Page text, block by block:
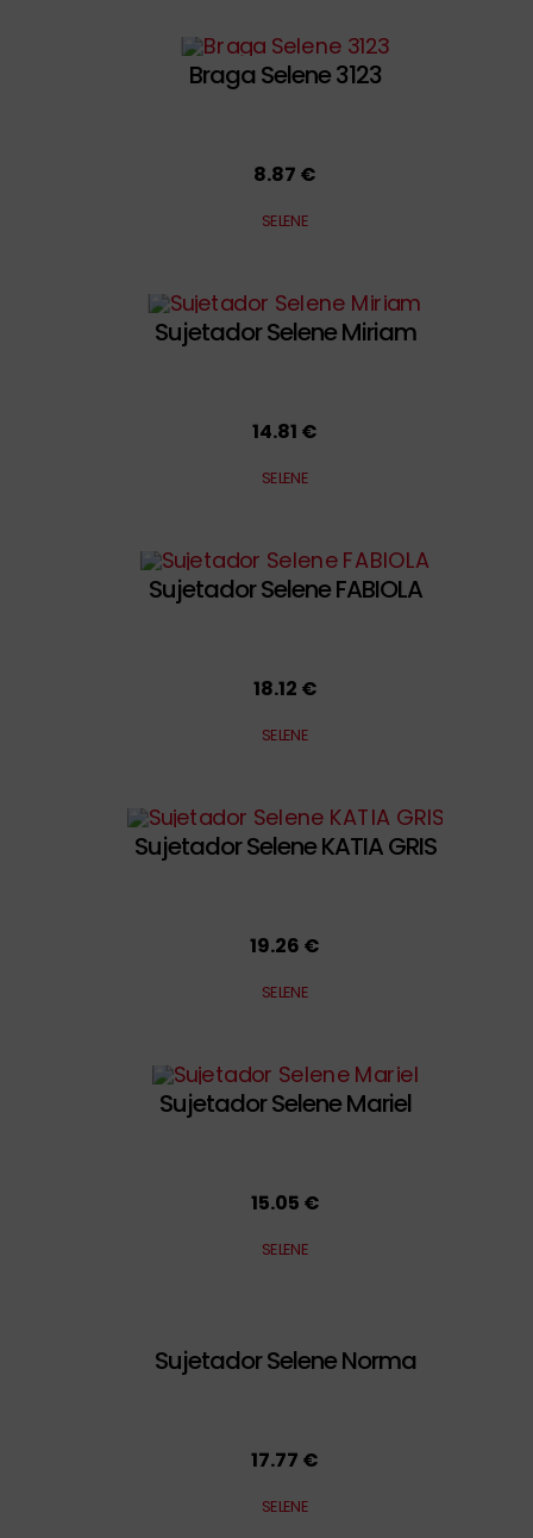
Braga Selene 3123
8.87 €
SELENE
Sujetador Selene Miriam
14.81 €
SELENE
Sujetador Selene FABIOLA
18.12 €
SELENE
Sujetador Selene KATIA GRIS
19.26 €
SELENE
Sujetador Selene Mariel
15.05 €
SELENE
Sujetador Selene Norma
17.77 €
SELENE